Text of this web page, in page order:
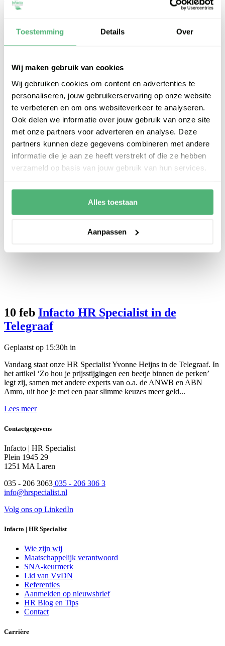
Toestemming Details Over
Wij maken gebruik van cookies
Wij gebruiken cookies om content en advertenties te
personaliseren, jouw gebruikerservaring op onze website
te verbeteren en om ons websiteverkeer te analyseren.
Ook delen we informatie over jouw gebruik van onze site
met onze partners voor adverteren en analyse. Deze
partners kunnen deze gegevens combineren met andere
informatie die je aan ze heeft verstrekt of die ze hebben
verzameld op basis van jouw gebruik van hun services.
Alles toestaan
Aanpassen
10 feb Infacto HR Specialist in de
Telegraaf
Geplaatst op 15:30h in
Vandaag staat onze HR Specialist Yvonne Heijns in de Telegraaf. In
het artikel ‘Zo hou je prijsstijgingen een beetje binnen de perken’
legt zij, samen met andere experts van o.a. de ANWB en ABN
Amro, uit hoe je met een paar slimme keuzes meer geld...
Lees meer
Contactgegevens
Infacto | HR Specialist
Plein 1945 29
1251 MA Laren
035 - 206 3063 035 - 206 306 3
info@hrspecialist.nl
Volg ons op LinkedIn
Infacto | HR Specialist
Wie zijn wij
Maatschappelijk verantwoord
SNA-keurmerk
Lid van VvDN
Referenties
Aanmelden op nieuwsbrief
HR Blog en Tips
Contact
Carrière